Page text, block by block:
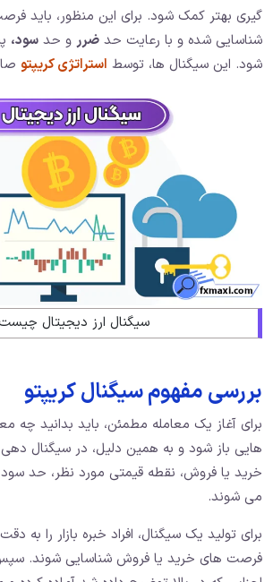
گیری بهتر کمک شود. برای این منظور، باید
شناسایی شده و با رعایت حد ضرر و حد سود،
شود. این سیگنال ها، توسط استراتژی کریپتو
سیگنال ارز دیجیتال
بررسی مفهوم سیگنال کریپتو
برای آغاز یک معامله مطمئن، باید بدانید چه
هایی باز شود و به همین دلیل، در سیگنال دهی
خرید یا فروش، نقطه قیمتی مورد نظر، حد
می شوند.
برای تولید یک سیگنال، افراد خبره بازار را به
فرصت های خرید یا فروش شناسایی شوند.